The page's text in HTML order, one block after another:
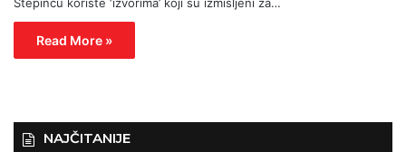
Read More »
NAJČITANIJE